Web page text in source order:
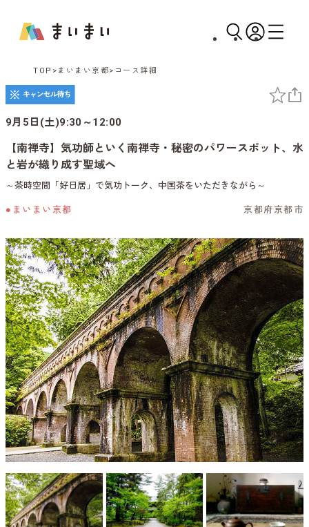
TOP まいまい京都 コース詳細
9月5日(土)9:30～12:00
【南禅寺】気功師といく南禅寺・秘密のパワースポット、水
と岩が織り成す聖域へ
～茶時空間「好日居」で気功トーク、中国茶をいただきながら～
●まいまい京都 京都府京都市